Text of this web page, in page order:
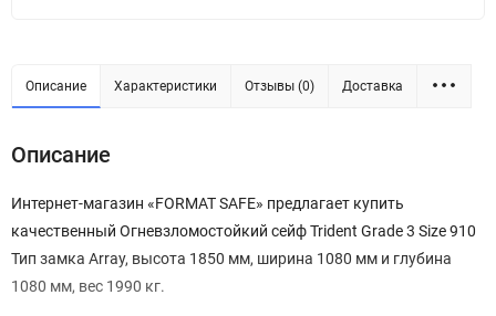
Описание Характеристики Отзывы (0) Доставка
Описание
Интернет-магазин «FORMAT SAFE» предлагает купить
качественный Огневзломостойкий сейф Trident Grade 3 Size 910
Тип замка Array, высота 1850 мм, ширина 1080 мм и глубина
1080 мм, вес 1990 кг.